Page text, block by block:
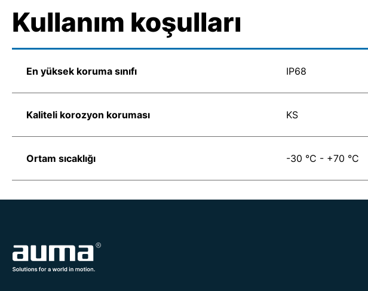
Kullanım koşulları
En yüksek koruma sınıfı IP68
Kaliteli korozyon koruması KS
Ortam sıcaklığı -30 °C - +70 °C